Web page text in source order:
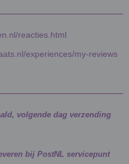
reacties.html
experiences/my-reviews
volgende dag verzending
bij PostNL servicepunt